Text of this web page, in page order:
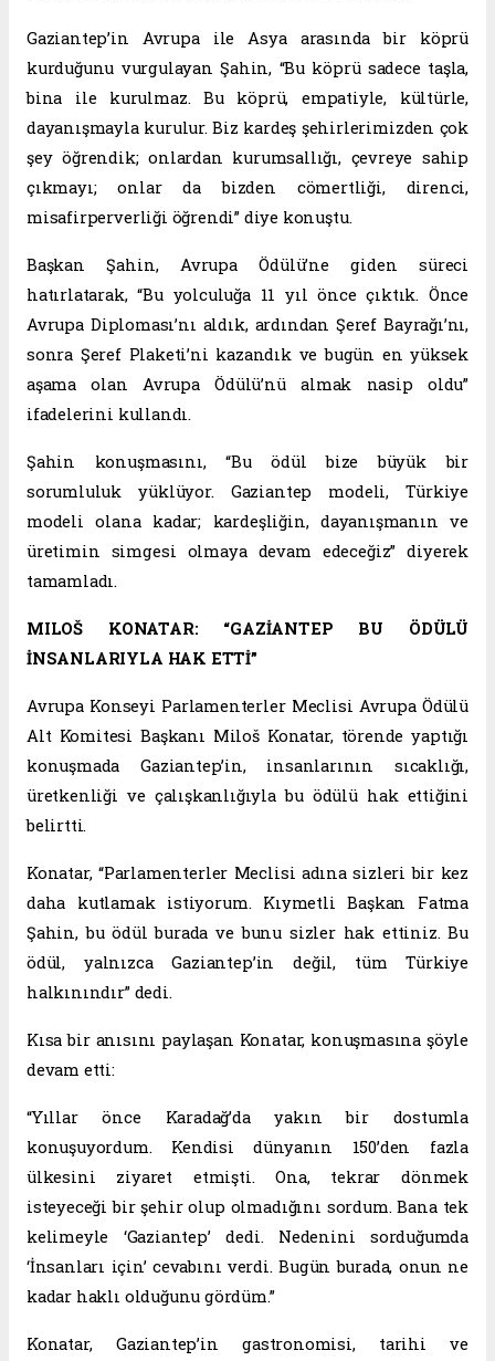
Gaziantep’in Avrupa ile Asya arasında bir köprü
kurduğunu vurgulayan Şahin, “Bu köprü sadece taşla,
bina ile kurulmaz. Bu köprü, empatiyle, kültürle,
dayanışmayla kurulur. Biz kardeş şehirlerimizden çok
şey öğrendik; onlardan kurumsallığı, çevreye sahip
çıkmayı; onlar da bizden cömertliği, direnci,
misafirperverliği öğrendi” diye konuştu.
Başkan Şahin, Avrupa Ödülü’ne giden süreci
hatırlatarak, “Bu yolculuğa 11 yıl önce çıktık. Önce
Avrupa Diploması’nı aldık, ardından Şeref Bayrağı’nı,
sonra Şeref Plaketi’ni kazandık ve bugün en yüksek
aşama olan Avrupa Ödülü’nü almak nasip oldu”
ifadelerini kullandı.
Şahin konuşmasını, “Bu ödül bize büyük bir
sorumluluk yüklüyor. Gaziantep modeli, Türkiye
modeli olana kadar; kardeşliğin, dayanışmanın ve
üretimin simgesi olmaya devam edeceğiz” diyerek
tamamladı.
MILOŠ KONATAR: “GAZİANTEP BU ÖDÜLÜ
İNSANLARIYLA HAK ETTİ”
Avrupa Konseyi Parlamenterler Meclisi Avrupa Ödülü
Alt Komitesi Başkanı Miloš Konatar, törende yaptığı
konuşmada Gaziantep’in, insanlarının sıcaklığı,
üretkenliği ve çalışkanlığıyla bu ödülü hak ettiğini
belirtti.
Konatar, “Parlamenterler Meclisi adına sizleri bir kez
daha kutlamak istiyorum. Kıymetli Başkan Fatma
Şahin, bu ödül burada ve bunu sizler hak ettiniz. Bu
ödül, yalnızca Gaziantep’in değil, tüm Türkiye
halkınındır” dedi.
Kısa bir anısını paylaşan Konatar, konuşmasına şöyle
devam etti:
“Yıllar önce Karadağ’da yakın bir dostumla
konuşuyordum. Kendisi dünyanın 150’den fazla
ülkesini ziyaret etmişti. Ona, tekrar dönmek
isteyeceği bir şehir olup olmadığını sordum. Bana tek
kelimeyle ‘Gaziantep’ dedi. Nedenini sorduğumda
‘İnsanları için’ cevabını verdi. Bugün burada, onun ne
kadar haklı olduğunu gördüm.”
Konatar, Gaziantep’in gastronomisi, tarihi ve